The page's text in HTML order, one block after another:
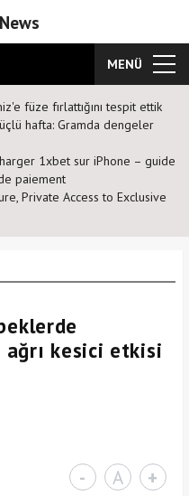
MENÜ
füze fırlattığını tespit ettik
hafta: Gramda dengeler
1xbet sur iPhone – guide
paiement
Private Access to Exclusive
ağrı kesici etkisi
- A +